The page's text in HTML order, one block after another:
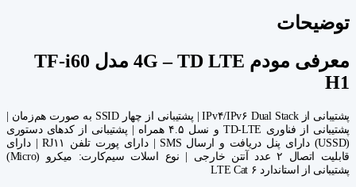
توضیحات
معرفی مودم 4G – TD LTE مدل TF-i60
H1
پشتیبانی از IPv۴/IPv۶ Dual Stack | پشتیبانی از چهار SSID به صورت هم‌زمان |
پشتیبانی از فناوری TD-LTE و نسل ۴.۵ همراه | پشتیبانی از کدهای دستوری
(USSD) دارای پنل دریافت و ارسال SMS | دارای پورت تلفن RJ۱۱ | دارای
قابلیت اتصال ۲ عدد آنتن خارجی | نوع اسلات سیم‌کارت: میکرو (Micro)
پشتیبانی از استاندارد LTE Cat ۶